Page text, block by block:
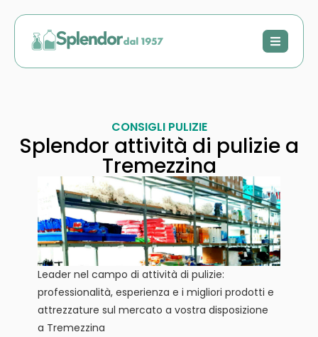
CONSIGLI PULIZIE
Splendor attività di pulizie a
Tremezzina
Leader nel campo di attività di pulizie:
professionalità, esperienza e i migliori prodotti e
attrezzature sul mercato a vostra disposizione
a Tremezzina